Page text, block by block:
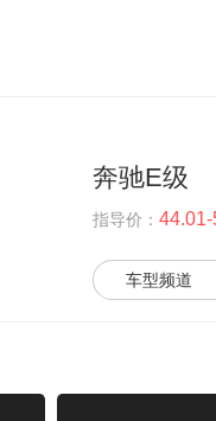
奔驰E级
指导价：
车型频道